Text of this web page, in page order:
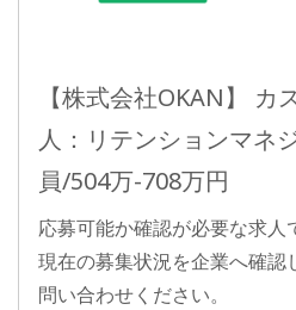
【株式会社OKAN】 カ
人：リテンションマネ
員/504万-708万円
応募可能か確認が必要な求人
現在の募集状況を企業へ確認
問い合わせください。